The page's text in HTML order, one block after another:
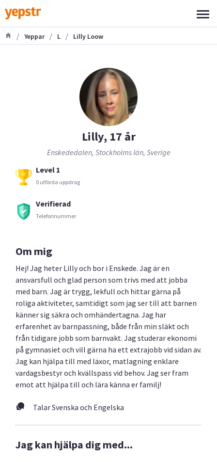
/ Yeppar / L / Lilly Loow
Lilly, 17 år
Enskededalen, Stockholms län, Sverige
Level 1
0 utförda uppdrag
Verifierad
Telefonnummer
Om mig
Hej! Jag heter Lilly och bor i Enskede. Jag är en
ansvarsfull och glad person som trivs med att jobba
med barn. Jag är trygg, lekfull och hittar gärna på
roliga aktiviteter, samtidigt som jag ser till att barnen
känner sig säkra och omhändertagna. Jag har
erfarenhet av barnpassning, både från min släkt och
från tidigare jobb som barnvakt. Jag studerar ekonomi
på gymnasiet och vill gärna ha ett extrajobb vid sidan av.
Jag kan hjälpa till med läxor, matlagning enklare
vardagsbestyr och kvällspass vid behov. Jag ser fram
emot att hjälpa till och lära känna er familj!
Talar Svenska och Engelska
Jag kan hjälpa dig med...